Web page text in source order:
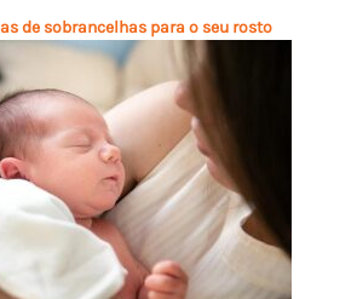
de sobrancelhas para o seu rosto